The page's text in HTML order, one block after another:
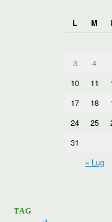
L
M
3
4
10
11
17
18
24
25
31
« Lug
TAG